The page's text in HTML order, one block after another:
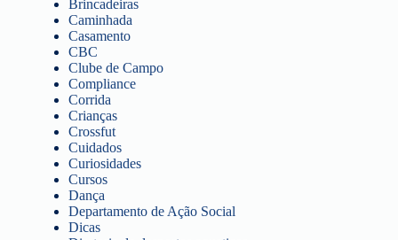
Brincadeiras
Caminhada
Casamento
CBC
Clube de Campo
Compliance
Corrida
Crianças
Crossfut
Cuidados
Curiosidades
Cursos
Dança
Departamento de Ação Social
Dicas